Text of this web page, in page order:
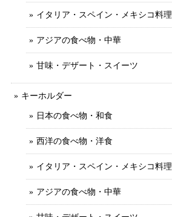
イタリア・スペイン・メキシコ料理
アジアの食べ物・中華
甘味・デザート・スイーツ
キーホルダー
日本の食べ物・和食
西洋の食べ物・洋食
イタリア・スペイン・メキシコ料理
アジアの食べ物・中華